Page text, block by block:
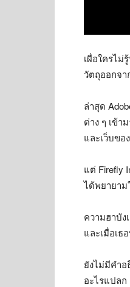
เผื่อใครไม่
วัตถุออกจ
ล่าสุด
ต่าง ๆ เข้า
และเว็บขอ
แต่ Firefly
ได้พยายาม
ความฮาบัง
และเมื่อเ
ยังไม่มีคำอ
อะไรแปลก